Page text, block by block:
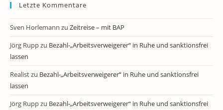
Letzte Kommentare
Sven Horlemann zu Zeitreise – mit BAP
Jörg Ruppzu Bezahl-„Arbeitsverweigerer“ in Ruhe und sanktionsfrei
lassen
Realistzu Bezahl-„Arbeitsverweigerer“ in Ruhe und sanktionsfrei
lassen
Jörg Ruppzu Bezahl-„Arbeitsverweigerer“ in Ruhe und sanktionsfrei